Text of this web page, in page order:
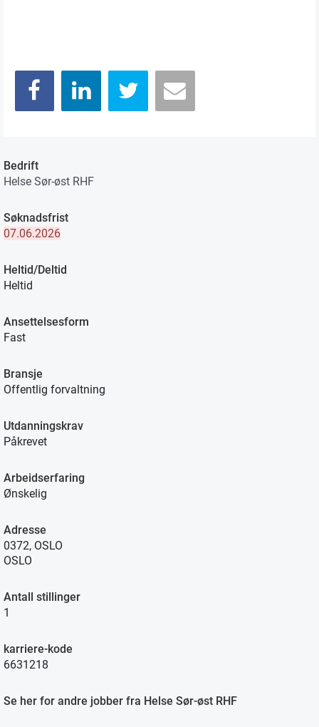
Bedrift
Helse Sør-øst RHF
Søknadsfrist
07.06.2026
Heltid/Deltid
Heltid
Ansettelsesform
Fast
Bransje
Offentlig forvaltning
Utdanningskrav
Påkrevet
Arbeidserfaring
Ønskelig
Adresse
0372, OSLO
OSLO
Antall stillinger
1
karriere-kode
6631218
Se her for andre jobber fra Helse Sør-øst RHF